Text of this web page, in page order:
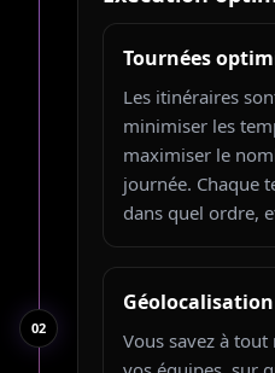
Tournées
Les itinéraires
minimiser les
maximiser le
journée. Chaque
dans quel ordre,
Vous savez à
02